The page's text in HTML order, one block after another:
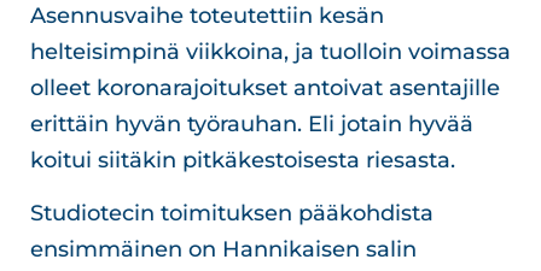
Asennusvaihe toteutettiin kesän
helteisimpinä viikkoina, ja tuolloin voimassa
olleet koronarajoitukset antoivat asentajille
erittäin hyvän työrauhan. Eli jotain hyvää
koitui siitäkin pitkäkestoisesta riesasta.
Studiotecin toimituksen pääkohdista
ensimmäinen on Hannikaisen salin